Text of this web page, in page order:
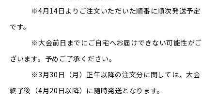
※4月14日よりご注文いただいた順番に順次発送予定
です。
※大会前日までにご自宅へお届けできない可能性がご
ざいます。予めご了承ください。
※3月30日（月）正午以降の注文分に関しては、大会
終了後（4月20日以降）に随時発送となります。